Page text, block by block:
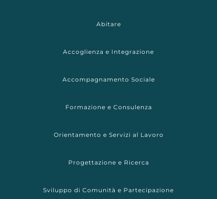
Abitare
Accoglienza e Integrazione
Accompagnamento Sociale
Formazione e Consulenza
Orientamento e Servizi al Lavoro
Progettazione e Ricerca
Sviluppo di Comunità e Partecipazione